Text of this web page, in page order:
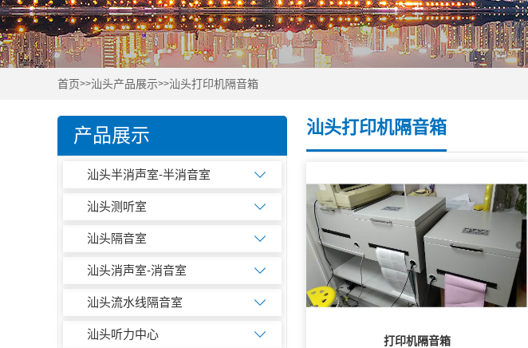
首页>>汕头产品展示>>汕头打印机隔音箱
产品展示
汕头半消声室-半消音室
汕头测听室
汕头隔音室
汕头消声室-消音室
汕头流水线隔音室
汕头听力中心
汕头打印机隔音箱
打印机隔音箱